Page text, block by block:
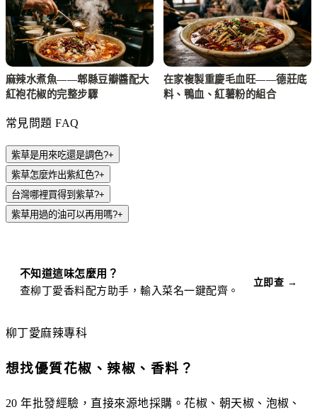
麻辣水煮魚——郫縣豆瓣醬配大
紅袍花椒的完整步驟
在家複製重慶毛血旺——德莊底
料、鴨血、紅薯粉的組合
常見問題 FAQ
紫草是用來吃還是調色?+
紫草怎麼炸出紫紅色?+
台灣哪裡買得到紫草?+
紫草用過的油可以再用嗎?+
不知道這味怎麼用？
查柳丁愛香料配方助手，輸入菜名一鍵配齊。
立即查 →
柳丁愛麻辣專科
想找優質花椒、辣椒、香料？
20 年批發經驗，直接來源地採購。花椒、朝天椒、泡椒、